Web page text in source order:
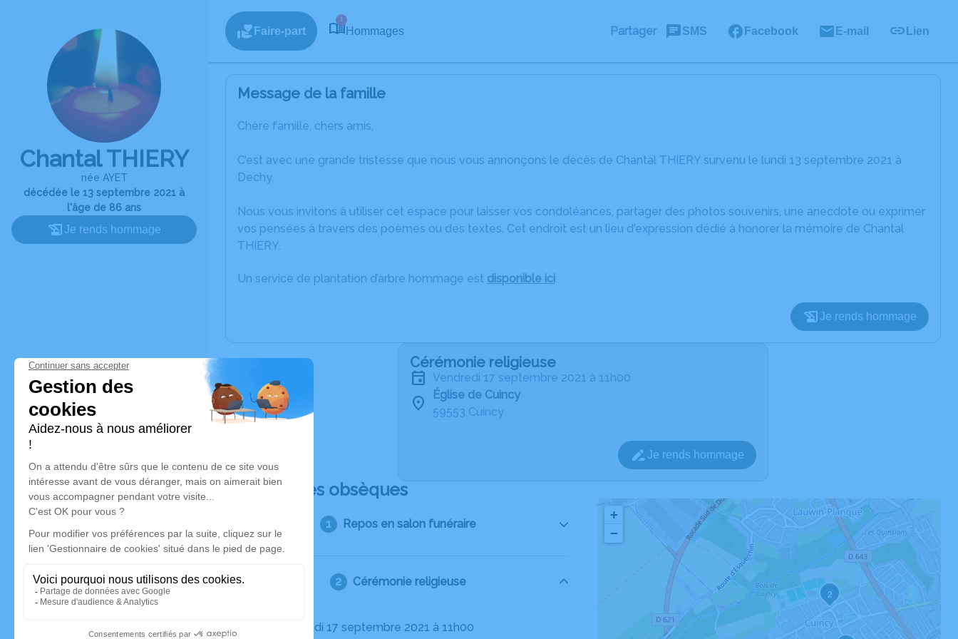
Chantal THIERY
née AYET
décédée le 13 septembre 2021 à
l'âge de 86 ans
Je rends hommage
Faire-part
1
Hommages Partager SMS Facebook E-mail Lien
Message de la famille
Chère famille, chers amis,
C’est avec une grande tristesse que nous vous annonçons le décès de Chantal THIERY survenu le lundi 13 septembre 2021 à
Dechy.
Nous vous invitons à utiliser cet espace pour laisser vos condoléances, partager des photos souvenirs, une anecdote ou exprimer
vos pensées à travers des poèmes ou des textes. Cet endroit est un lieu d'expression dédié à honorer la mémoire de Chantal
THIERY.
Un service de plantation d’arbre hommage est disponible ici.
Je rends hommage
Cérémonie religieuse
vendredi 17 septembre 2021 à 11h00
Église de Cuincy
59553 Cuincy
Je rends hommage
Déroulé des obsèques
Repos en salon funéraire
Cérémonie religieuse
Le vendredi 17 septembre 2021 à 11h00
2
+
−